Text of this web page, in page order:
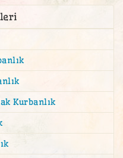
Satış Yeri
adak
Satış Yeri
Kurbanlık